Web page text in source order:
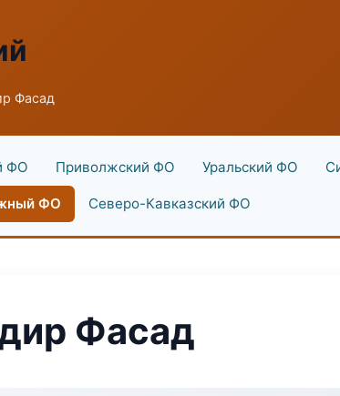
Фасад
ФО Приволжский ФО Уральский ФО
ФО Северо-Кавказский ФО
Фасад